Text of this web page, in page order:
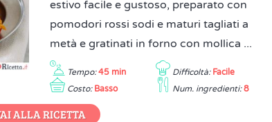
estivo facile e gustoso, preparato con
pomodori rossi sodi e maturi tagliati a
metà e gratinati in forno con mollica ...
Tempo: 45 min Difficoltà: Facile
Costo: Basso Num. ingredienti: 8
ALLA RICETTA